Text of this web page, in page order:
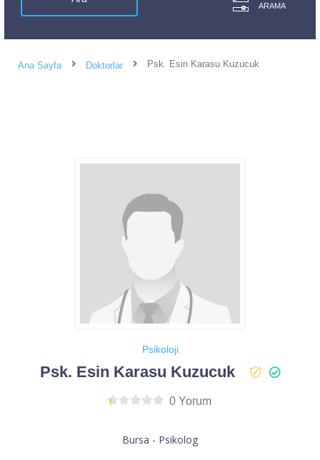
ARAMA
Ana Sayfa Doktorlar Psk. Esin Karasu Kuzucuk
Psikoloji
Psk. Esin Karasu Kuzucuk
0 Yorum
Bursa - Psikolog